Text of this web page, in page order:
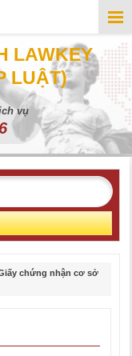
LAWKEY
LUẬT)
vụ
chứng nhận cơ sở